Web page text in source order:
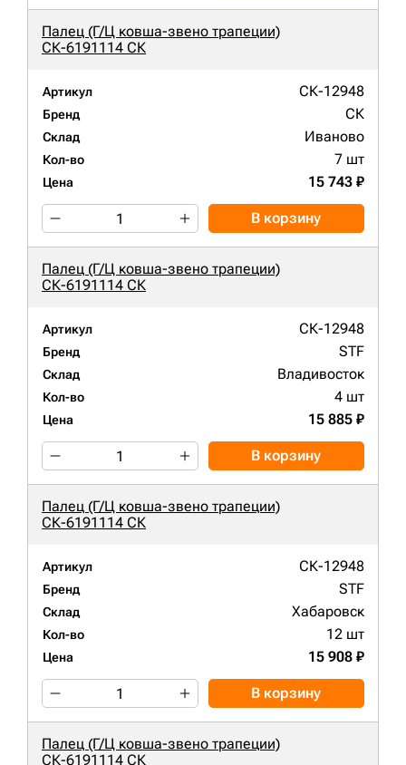
Палец (Г/Ц ковша-звено трапеции)
СК-6191114 СК
Артикул СК-12948
Бренд СК
Склад Иваново
Кол-во 7 шт
Цена 15 743 ₽
В корзину
Палец (Г/Ц ковша-звено трапеции)
СК-6191114 СК
Артикул СК-12948
Бренд STF
Склад Владивосток
Кол-во 4 шт
Цена 15 885 ₽
В корзину
Палец (Г/Ц ковша-звено трапеции)
СК-6191114 СК
Артикул СК-12948
Бренд STF
Склад Хабаровск
Кол-во 12 шт
Цена 15 908 ₽
В корзину
Палец (Г/Ц ковша-звено трапеции)
СК-6191114 СК